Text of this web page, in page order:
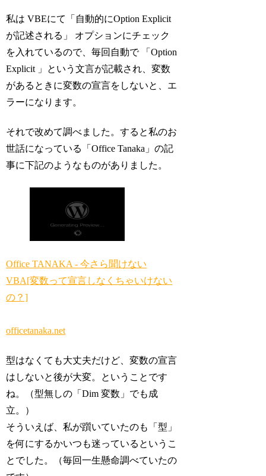
私は VBEにて「自動的にOption Explicit
が記述される」 オプションにチェック
を入れているので、毎回自動で 「Option
Explicit 」という文言が記載され、変数
があるときに変数の宣言をしないと、エ
ラーになります。
それで改めて調べました。すると私のお
世話になっている「Office Tanaka」の記
事に下記のようなものがありました。
Office TANAKA - 今さら聞けない
VBA[変数って宣言しなくちゃいけない
の？]
officetanaka.net
型はなくても大丈夫だけど、変数の宣言
はしないと後が大変。ということです
ね。（型無しの 「Dim 変数」 でも成
立。）
そういえば、私が躓いていたのも「型」
を何にするかいつも迷っているというこ
とでした。（毎回一生懸命調べていたの